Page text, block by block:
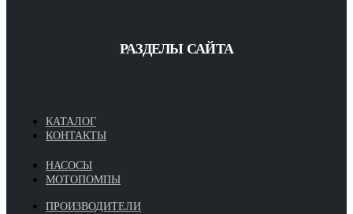
РАЗДЕЛЫ САЙТА
КАТАЛОГ
КОНТАКТЫ
НАСОСЫ
МОТОПОМПЫ
ПРОИЗВОДИТЕЛИ